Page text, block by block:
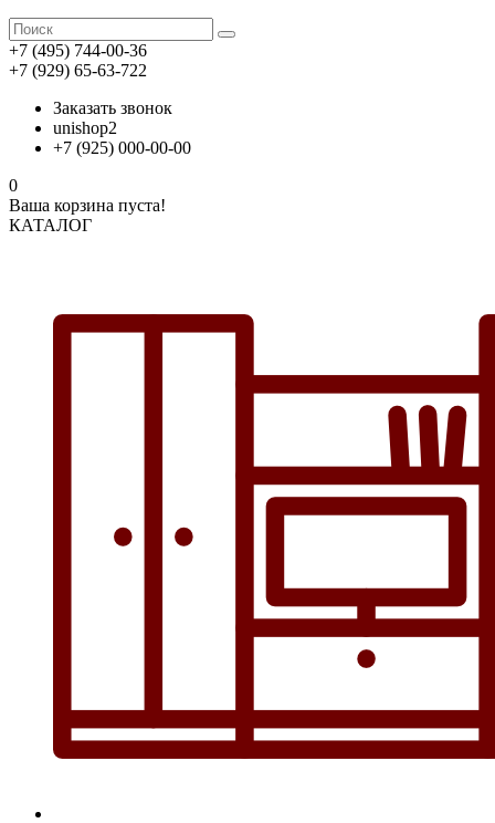
+7 (495) 744-00-36
+7 (929) 65-63-722
Заказать звонок
unishop2
+7 (925) 000-00-00
0
Ваша корзина пуста!
КАТАЛОГ